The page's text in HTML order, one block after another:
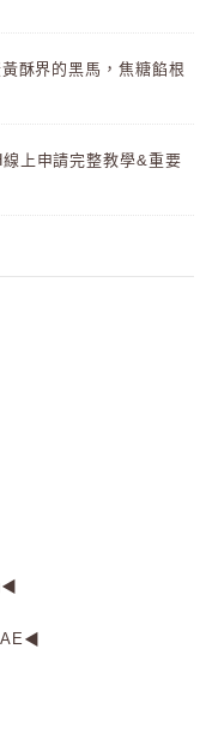
酥界的黑馬，焦糖餡根
上申請完整教學&重要